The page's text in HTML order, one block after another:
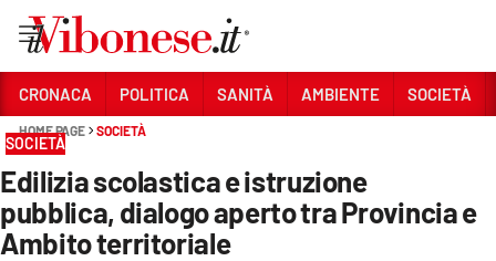
Sezioni
CRONACA
POLITICA
CRONACA POLITICA SANITÀ AMBIENTE SOCIETÀ
HOME PAGE SOCIETÀ
SOCIETÀ
Edilizia scolastica e istruzione
pubblica, dialogo aperto tra Provincia e
Ambito territoriale